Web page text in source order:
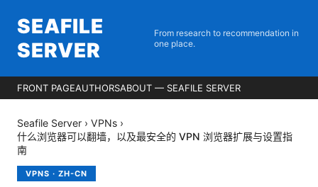
SEAFILE
SERVER
From research to recommendation in
one place.
FRONT PAGEAUTHORSABOUT — SEAFILE SERVER
Seafile Server › VPNs ›
什么浏览器可以翻墙，以及最安全的 VPN 浏览器扩展与设置指
南
VPNS · ZH-CN